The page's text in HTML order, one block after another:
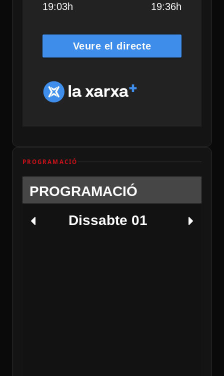
19:03h 19:36h
Veure el directe
PROGRAMACIÓ
PROGRAMACIÓ
Dissabte 01